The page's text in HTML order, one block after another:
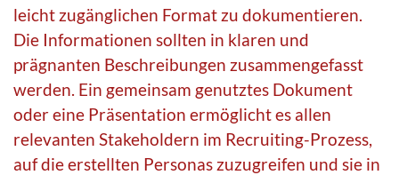
leicht zugänglichen Format zu dokumentieren.
Die Informationen sollten in klaren und
prägnanten Beschreibungen zusammengefasst
werden. Ein gemeinsam genutztes Dokument
oder eine Präsentation ermöglicht es allen
relevanten Stakeholdern im Recruiting-Prozess,
auf die erstellten Personas zuzugreifen und sie in